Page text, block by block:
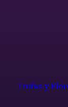
Trufas y